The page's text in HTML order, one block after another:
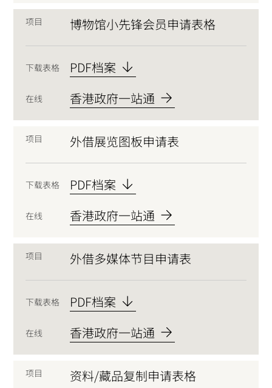
项目 博物馆小先锋会员申请表格
下载表格 PDF档案
在线 香港政府一站通
项目 外借展览图板申请表
下载表格 PDF档案
在线 香港政府一站通
项目 外借多媒体节目申请表
下载表格 PDF档案
在线 香港政府一站通
项目 资料/藏品复制申请表格